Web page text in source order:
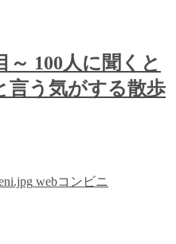
～ 100人に聞くと
言う気がする散歩
webコンビニ